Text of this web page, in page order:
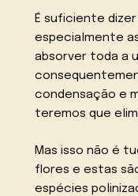
É suficiente
especialmente
absorver toda a
condensação e
teremos que
Mas isso não é
flores e estas
espécies